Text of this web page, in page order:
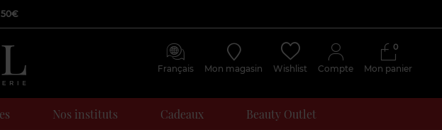
50€
Français Mon magasin Wishlist Compte Mon panier
0
Nos instituts Cadeaux Beauty Outlet